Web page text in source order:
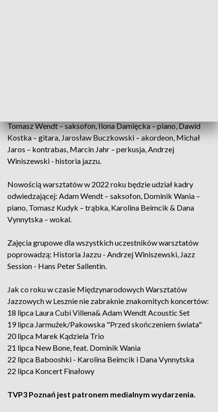
Tomasz Wendt – saksofon, Ilona Damięcka – piano, Dawid
Kostka – gitara, Jarosław Buczkowski – akordeon, Michał
Jaros – kontrabas, Marcin Jahr – perkusja, Andrzej
Winiszewski - historia jazzu.
Nowością warsztatów w 2022 roku będzie udział kadry
odwiedzającej: Adam Wendt – saksofon, Dominik Wania –
piano, Tomasz Kudyk – trąbka, Karolina Beimcik & Dana
Vynnytska – wokal.
Zajęcia grupowe dla wszystkich uczestników warsztatów
poprowadzą: Historia Jazzu - Andrzej Winiszewski, Jazz
Session - Hans Peter Sallentin.
Jak co roku w czasie Międzynarodowych Warsztatów
Jazzowych w Lesznie nie zabraknie znakomitych koncertów:
18 lipca Laura Cubi Villena& Adam Wendt Acoustic Set
19 lipca Jarmużek/Pakowska "Przed skończeniem świata"
20 lipca Marek Kądziela Trio
21 lipca New Bone, feat. Dominik Wania
22 lipca Babooshki - Karolina Beimcik i Dana Vynnytska
22 lipca Koncert Finałowy
TVP3 Poznań jest patronem medialnym wydarzenia.